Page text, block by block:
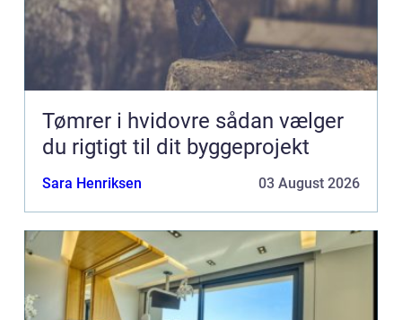
Tømrer i hvidovre sådan vælger
du rigtigt til dit byggeprojekt
Sara Henriksen 03 August 2026